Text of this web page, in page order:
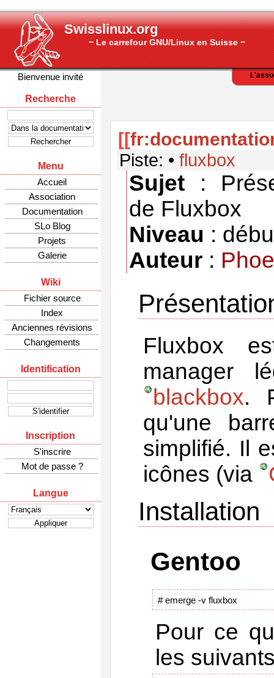
Swisslinux.org
− Le carrefour GNU/Linux en Suisse −
Bienvenue invité
Recherche
Menu
Accueil
Association
Documentation
SLo Blog
Projets
Galerie
Wiki
Fichier source
Index
Anciennes révisions
Changements
Identification
Inscription
S'inscrire
Mot de passe ?
Langue
[[
Piste: • fluxbox
Sujet :
de Fluxbox
Niveau :
Auteur :
Fluxbox
manager
blackbox.
qu'une
simplifié. Il
icônes (via
Installation
Gentoo
# emerge -v fluxbox
Pour ce
les